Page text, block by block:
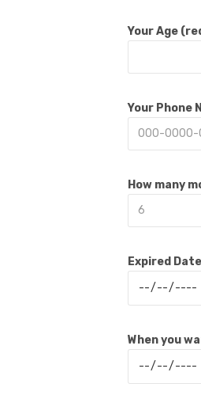
Your Age
Your Phone
How many
Expired
When you